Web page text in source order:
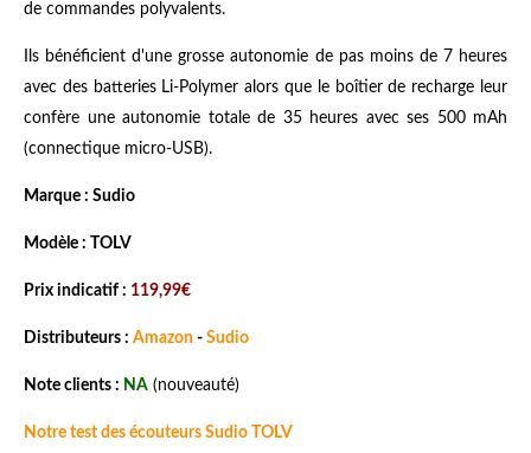
de commandes polyvalents.
Ils bénéficient d'une grosse autonomie de pas moins de 7 heures
avec des batteries Li-Polymer alors que le boîtier de recharge leur
confère une autonomie totale de 35 heures avec ses 500 mAh
(connectique micro-USB).
Marque : Sudio
Modèle : TOLV
Prix indicatif : 119,99€
Distributeurs : Amazon - Sudio
Note clients : NA (nouveauté)
Notre test des écouteurs Sudio TOLV